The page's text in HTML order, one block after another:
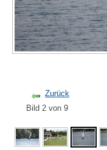
Zurück
Bild 2 von 9